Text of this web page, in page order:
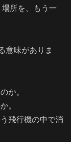
場所を、もう一
意味がありま
か。
。
飛行機の中で消